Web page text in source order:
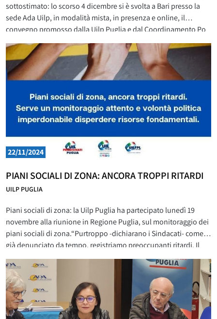
sottostimato: lo scorso 4 dicembre si è svolta a Bari presso la
sede Ada Uilp, in modalità mista, in presenza e online, il
convegno promosso dalla Uilp Puglia e dal Coordinamento Po
Uilp Puglia ‘Donne invisibili, la violenza sulle donne anziane un
fenomeno sottostimato’. Tiziana Carella
22/11/2024
PIANI SOCIALI DI ZONA: ANCORA TROPPI RITARDI
UILP PUGLIA
Piani sociali di zona: la Uilp Puglia ha partecipato lunedì 19
novembre alla riunione in Regione Puglia, sul monitoraggio dei
piani sociali di zona.“Purtroppo -dichiarano i Sindacati- come
già denunciato da tempo, registriamo preoccupanti ritardi. Il
che rischia di creare forti disagi e disservizi alle persone più in
difficoltà del territorio regionale. Ad oggi, infatti,